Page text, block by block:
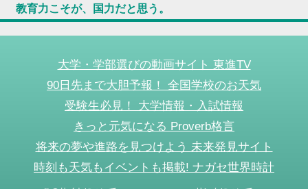
教育力こそが、国力だと思う。
大学・学部選びの動画サイト 東進TV
90日先まで大胆予報！ 全国学校のお天気
受験生必見！ 大学情報・入試情報
きっと元気になる Proverb格言
将来の夢や進路を見つけよう 未来発見サイト
時刻も天気もイベントも掲載! ナガセ世界時計